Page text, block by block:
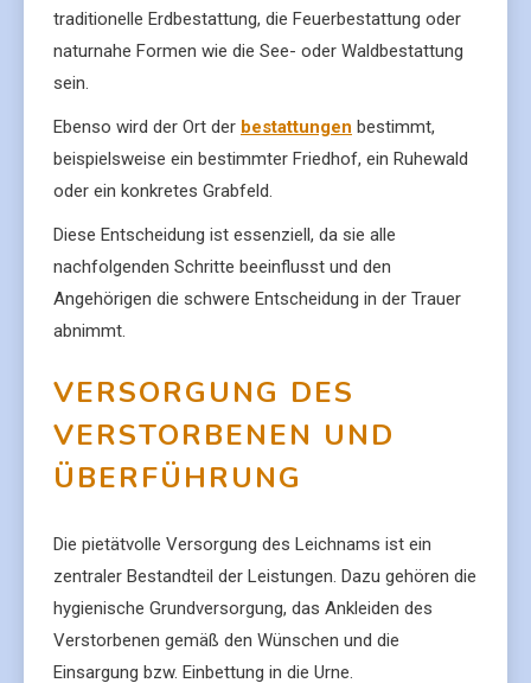
traditionelle Erdbestattung, die Feuerbestattung oder
naturnahe Formen wie die See- oder Waldbestattung
sein.
Ebenso wird der Ort der bestattungen bestimmt,
beispielsweise ein bestimmter Friedhof, ein Ruhewald
oder ein konkretes Grabfeld.
Diese Entscheidung ist essenziell, da sie alle
nachfolgenden Schritte beeinflusst und den
Angehörigen die schwere Entscheidung in der Trauer
abnimmt.
VERSORGUNG DES
VERSTORBENEN UND
ÜBERFÜHRUNG
Die pietätvolle Versorgung des Leichnams ist ein
zentraler Bestandteil der Leistungen. Dazu gehören die
hygienische Grundversorgung, das Ankleiden des
Verstorbenen gemäß den Wünschen und die
Einsargung bzw. Einbettung in die Urne.